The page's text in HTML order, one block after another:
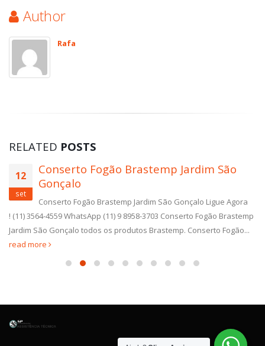
Author
Rafa
RELATED POSTS
12
set
Conserto Fogão Brastemp Jardim São
Gonçalo
Conserto Fogão Brastemp Jardim São Gonçalo Ligue Agora
! (11) 3564-4559 WhatsApp (11) 9 8958-3703 Conserto Fogão Brastemp
Jardim São Gonçalo todos os produtos Brastemp. Conserto Fogão...
read more